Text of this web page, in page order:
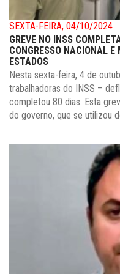
SEXTA-FEIRA, 04/10/2024
GREVE NO INSS
CONGRESSO NACIONAL
ESTADOS
Nesta sexta-feira, 4 de
trabalhadoras do INSS –
completou 80 dias. Esta
do governo, que se utilizou